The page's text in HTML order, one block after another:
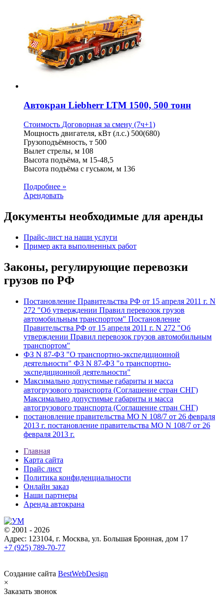
Автокран Liebherr LTM 1500, 500 тонн
Стоимость Договорная за смену (7ч+1)
Мощность двигателя, кВт (л.с.) 500(680)
Грузоподъёмность, т 500
Вылет стрелы, м 108
Высота подъёма, м 15-48,5
Высота подъёма с гуськом, м 136
Подробнее »
Арендовать
Документы необходимые для аренды
Прайс-лист на наши услуги
Пример акта выполненных работ
Законы, регулирующие перевозки
грузов по РФ
Постановление Правительства РФ от 15 апреля 2011 г. N
272 "Об утверждении Правил перевозок грузов
автомобильным транспортом" Постановление
Правительства РФ от 15 апреля 2011 г. N 272 "Об
утверждении Правил перевозок грузов автомобильным
транспортом"
ФЗ N 87-ФЗ "О транспортно-экспедиционной
деятельности" ФЗ N 87-ФЗ "о транспортно-
экспедиционной деятельности"
Максимально допустимые габариты и масса
автогрузового транспорта (Соглашение стран СНГ)
Максимально допустимые габариты и масса
автогрузового транспорта (Соглашение стран СНГ)
постановление правительства МО N 108/7 от 26 февраля
2013 г. постановление правительства МО N 108/7 от 26
февраля 2013 г.
Главная
Карта сайта
Прайс лист
Политика конфиденциальности
Онлайн заказ
Наши партнеры
Аренда автокрана
© 2001 - 2026
Адрес: 123104, г. Москва, ул. Большая Бронная, дом 17
+7 (925) 789-70-77
Создание сайта BestWebDesign
×
Заказать звонок